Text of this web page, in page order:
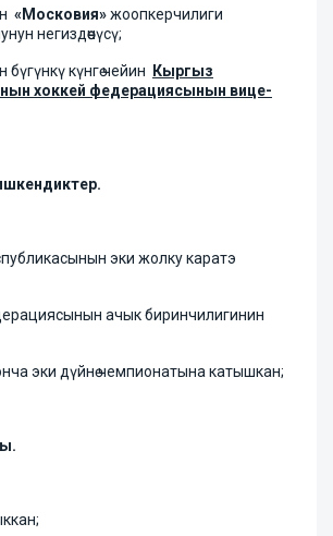
«Московия»жоопкерчилиги
негиздөөчүсү;
күнгө чейин
Кыргыз
хоккей федерациясынын вице-
эки жолку каратэ
ачык биринчилигинин
эки дүйнө чемпионатына катышкан;